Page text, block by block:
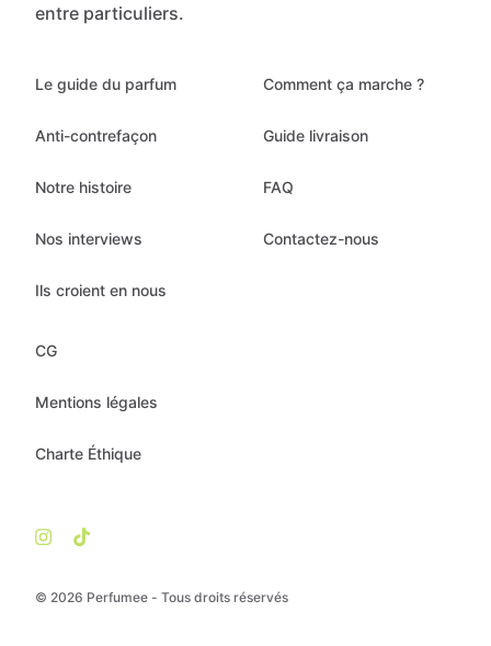
entre particuliers.
© 2026 Perfumee - Tous droits réservés
Le guide du parfum
Anti-contrefaçon
Notre histoire
Nos interviews
Ils croient en nous
Comment ça marche ?
Guide livraison
FAQ
Contactez-nous
CG
Mentions légales
Charte Éthique